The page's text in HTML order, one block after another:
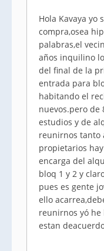
Hola Kavaya yo
compra,osea
palabras,el
años inquilino
del final de la
entrada para
habitando el
nuevos.pero de
estudios y de
reunirnos tanto
propietarios
encarga del
bloq 1 y 2 y
pues es gente
ello
reunirnos yó he
estan